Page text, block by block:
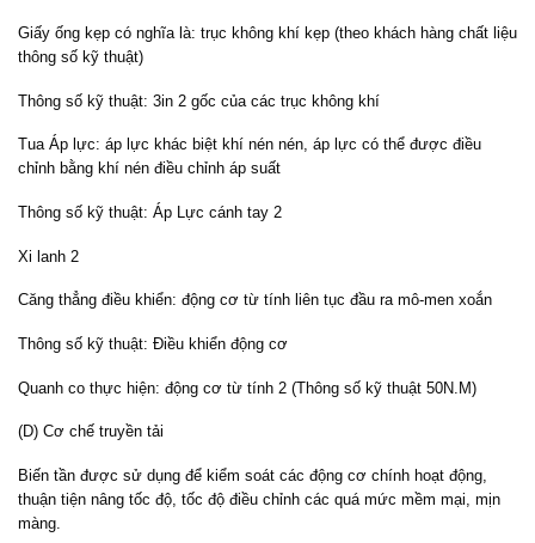
Giấy ống kẹp có nghĩa là: trục không khí kẹp (theo khách hàng chất liệu
thông số kỹ thuật)
Thông số kỹ thuật: 3in 2 gốc của các trục không khí
Tua Áp lực: áp lực khác biệt khí nén nén, áp lực có thể được điều
chỉnh bằng khí nén điều chỉnh áp suất
Thông số kỹ thuật: Áp Lực cánh tay 2
Xi lanh 2
Căng thẳng điều khiển: động cơ từ tính liên tục đầu ra mô-men xoắn
Thông số kỹ thuật: Điều khiển động cơ
Quanh co thực hiện: động cơ từ tính 2 (Thông số kỹ thuật 50N.M)
(D) Cơ chế truyền tải
Biến tần được sử dụng để kiểm soát các động cơ chính hoạt động,
thuận tiện nâng tốc độ, tốc độ điều chỉnh các quá mức mềm mại, mịn
màng.